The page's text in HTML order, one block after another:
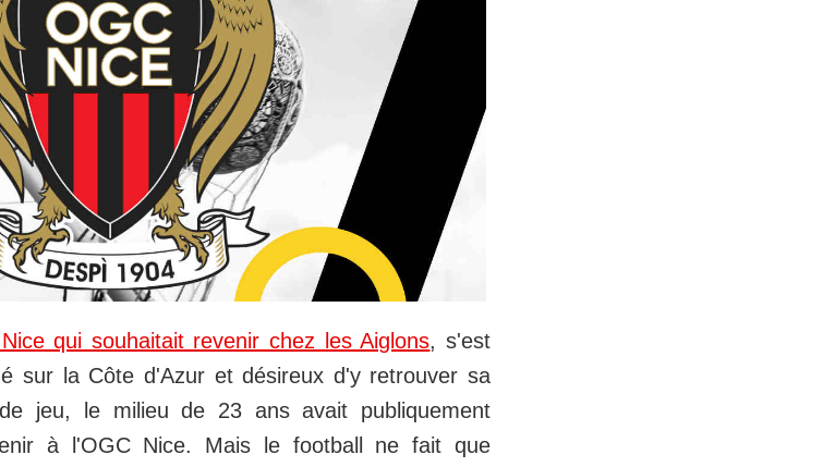
qui souhaitait revenir chez les Aiglons, s'est
sur la Côte d'Azur et désireux d'y retrouver sa
jeu, le milieu de 23 ans avait publiquement
à l'OGC Nice. Mais le football ne fait que